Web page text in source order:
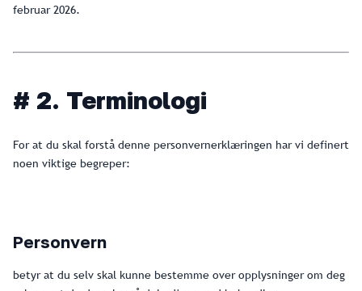
februar 2026.
# 2. Terminologi
For at du skal forstå denne personvernerklæringen har vi definert
noen viktige begreper:
Personvern
betyr at du selv skal kunne bestemme over opplysninger om deg